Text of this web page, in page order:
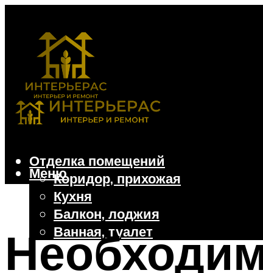
Отделка помещений
Коридор, прихожая
Кухня
Балкон, лоджия
Ванная, туалет
Дачные и частные дома
Отделочные материалы
Меню